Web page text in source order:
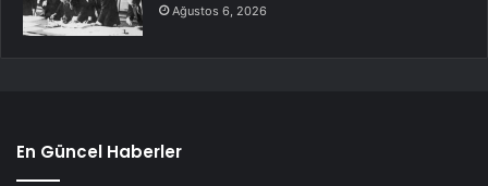
Ağustos 6, 2026
En Güncel Haberler